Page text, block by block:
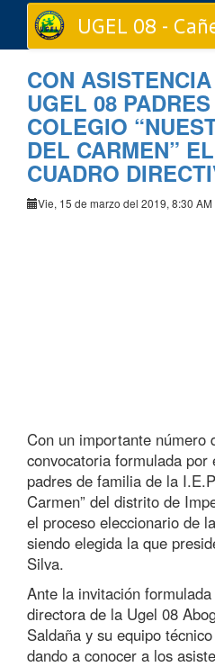
UGEL 08 -
CON
UGEL 08
COLEGIO
DEL CARMEN”
CUADRO
Vie, 15 de marzo del 2019, 8:30 AM
Con un importante número
convocatoria formulada
padres de familia de la
Carmen” del distrito de
el proceso eleccionario de
siendo elegida la que
Silva.
Ante la invitación
directora de la Ugel 08
Saldaña y su equipo
dando a conocer a los